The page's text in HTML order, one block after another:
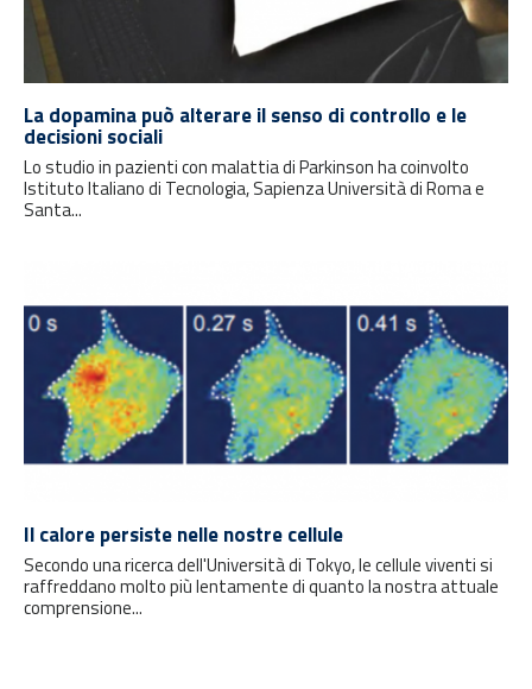
La dopamina può alterare il senso di controllo e le
decisioni sociali
Lo studio in pazienti con malattia di Parkinson ha coinvolto
Istituto Italiano di Tecnologia, Sapienza Università di Roma e
Santa...
Il calore persiste nelle nostre cellule
Secondo una ricerca dell'Università di Tokyo, le cellule viventi si
raffreddano molto più lentamente di quanto la nostra attuale
comprensione...